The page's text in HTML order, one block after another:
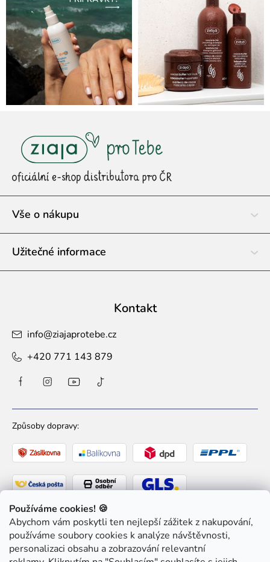
Používáme cookies! 🍪
Abychom vám poskytli ten nejlepší zážitek z nakupování,
používáme soubory cookies k analýze návštěvnosti,
personalizaci obsahu a zobrazování relevantní
t
Vše o nákupu
Užitečné informace
Kontakt
info@ziajaprotebe.cz
+420 771 143 879
Způsoby dopravy:
Způsoby platby: